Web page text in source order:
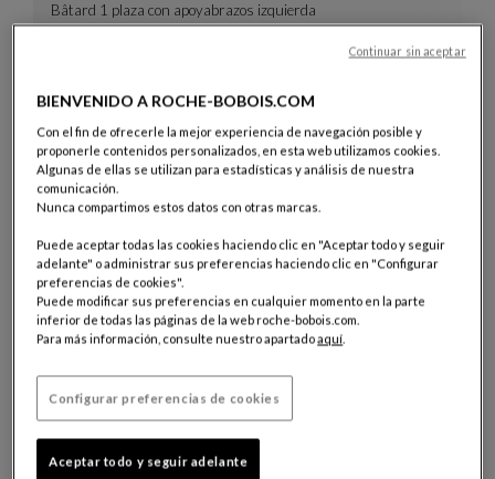
Long Beach
Bâtard 1 Plaza Con Apoyabrazos Izquierda
Bâtard 1 plaza con apoyabrazos izquierda
Mah Jong
Composición Missoni Con Plataformas
Ver Descripción Completa
BIENVENIDO A ROCHE-BOBOIS.COM
Con el fin de ofrecerle la mejor experiencia de navegación posible y
proponerle contenidos personalizados, en esta web utilizamos cookies.
Algunas de ellas se utilizan para estadísticas y análisis de nuestra
comunicación.
Nunca compartimos estos datos con otras marcas.
Puede aceptar todas las cookies haciendo clic en "Aceptar todo y seguir
adelante" o administrar sus preferencias haciendo clic en "Configurar
preferencias de cookies".
Puede modificar sus preferencias en cualquier momento en la parte
inferior de todas las páginas de la web roche-bobois.com.
Para más información, consulte nuestro apartadoaquí
Configurar preferencias de cookies
Aceptar todo y seguir adelante
Continuar sin aceptar